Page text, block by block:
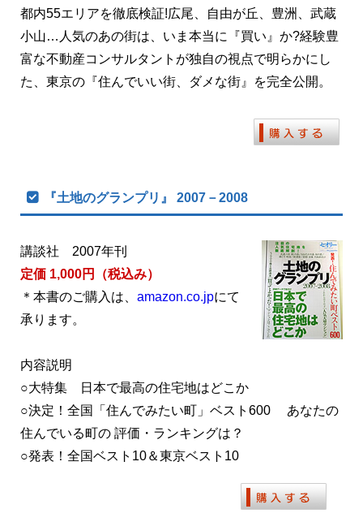
都内55エリアを徹底検証!広尾、自由が丘、豊洲、武蔵
小山…人気のあの街は、いま本当に『買い』か?経験豊
富な不動産コンサルタントが独自の視点で明らかにし
た、東京の『住んでいい街、ダメな街』を完全公開。
『土地のグランプリ』 2007－2008
講談社 2007年刊
定価 1,000円（税込み）
＊本書のご購入は、 amazon.co.jpにて
承ります。
内容説明
○大特集 日本で最高の住宅地はどこか
○決定！全国「住んでみたい町」ベスト600 あなたの
住んでいる町の 評価・ランキングは？
○発表！全国ベスト10＆東京ベスト10